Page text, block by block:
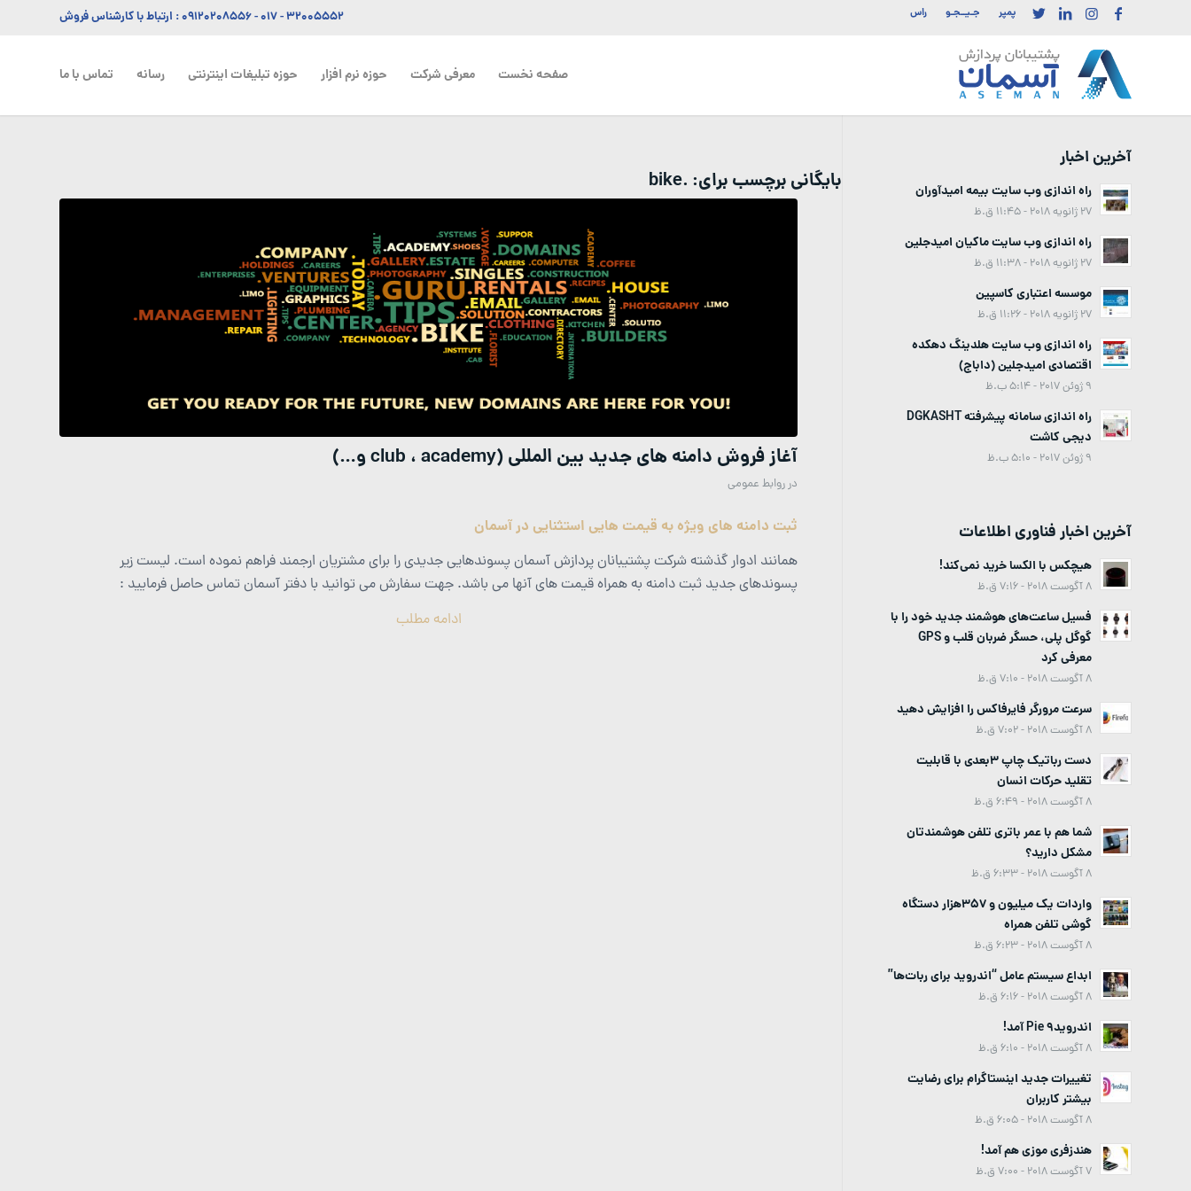
پمپر جـیــجـو راس ۳۲۰۰۵۵۵۲ - ۰۱۷ -۰۹۱۲۰۲۰۸۵۵۶: ارتباط با کارشناس فروش
صفحه نخست معرفی شرکت حوزه نرم افزار حوزه تبلیغات اینترنتی رسانه تماس با ما
بایگانی برچسب برای: .bike
آغاز فروش دامنه های جدید بین المللی (club ، academy و…)
درروابط عمومی
ثبت دامنه های ویژه به قیمت هایی استثنایی در آسمان
همانند ادوار گذشته شرکت پشتیبانان پردازش آسمان پسوندهایی جدیدی را برای مشتریان ارجمند فراهم نموده است. لیست زیر
پسوندهای جدید ثبت دامنه به همراه قیمت های آنها می باشد. جهت سفارش می توانید با دفتر آسمان تماس حاصل فرمایید :
ادامه مطلب
آخرین اخبار
راه اندازی وب سایت بیمه امیدآوران
27 ژانویه 2018 - 11:45 ق.ظ
راه اندازی وب سایت ماکیان امیدجلین
27 ژانویه 2018 - 11:38 ق.ظ
موسسه اعتباری کاسپین
27 ژانویه 2018 - 11:26 ق.ظ
راه اندازی وب سایت هلدینگ دهکده
اقتصادی امیدجلین (داباج)
9 ژوئن 2017 - 5:14 ب.ظ
راه اندازی سامانه پیشرفته DGKASHT
دیجی کاشت
9 ژوئن 2017 - 5:10 ب.ظ
آخرین اخبار فناوری اطلاعات
هیچکس با الکسا خرید نمی‌کند!
8 آگوست 2018 - 7:16 ق.ظ
فسیل ساعت‌های هوشمند جدید خود را با
گوگل پلی، حسگر ضربان قلب و GPS
معرفی کرد
8 آگوست 2018 - 7:10 ق.ظ
سرعت مرورگر فایرفاکس را افزایش دهید
8 آگوست 2018 - 7:02 ق.ظ
دست رباتیک چاپ 3بعدی با قابلیت
تقلید حرکات انسان
8 آگوست 2018 - 6:49 ق.ظ
شما هم با عمر باتری تلفن هوشمندتان
مشکل دارید؟
8 آگوست 2018 - 6:33 ق.ظ
واردات یک میلیون و 357هزار دستگاه
گوشی تلفن همراه
8 آگوست 2018 - 6:23 ق.ظ
ابداع سیستم عامل “اندروید برای ربات‌ها”
8 آگوست 2018 - 6:16 ق.ظ
اندروید9 Pie آمد!
8 آگوست 2018 - 6:10 ق.ظ
تغییرات جدید اینستاگرام برای رضایت
بیشتر کاربران
8 آگوست 2018 - 6:05 ق.ظ
هندزفری موزی هم آمد!
7 آگوست 2018 - 7:00 ق.ظ